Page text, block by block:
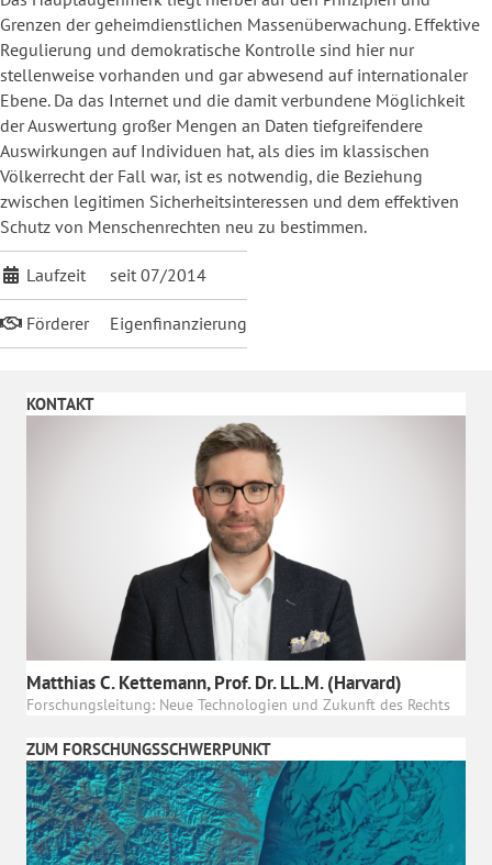
Grenzen der geheimdienstlichen Massenüberwachung. Effektive
Regulierung und demokratische Kontrolle sind hier nur
stellenweise vorhanden und gar abwesend auf internationaler
Ebene. Da das Internet und die damit verbundene Möglichkeit
der Auswertung großer Mengen an Daten tiefgreifendere
Auswirkungen auf Individuen hat, als dies im klassischen
Völkerrecht der Fall war, ist es notwendig, die Beziehung
zwischen legitimen Sicherheitsinteressen und dem effektiven
Schutz von Menschenrechten neu zu bestimmen.
Laufzeit seit 07/2014
Förderer Eigenfinanzierung
KONTAKT
Matthias C. Kettemann, Prof. Dr. LL.M. (Harvard)
Forschungsleitung: Neue Technologien und Zukunft des Rechts
ZUM FORSCHUNGSSCHWERPUNKT